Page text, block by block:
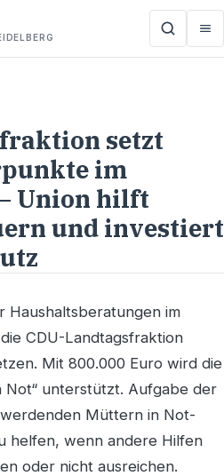
setzt
im
Union hilft
und investiert
Haushaltsberatungen im
CDU-Landtagsfraktion
Mit 800.000 Euro wird die
Not“ unterstützt. Aufgabe der
Müttern in Not-
helfen, wenn andere Hilfen
oder nicht ausreichen.